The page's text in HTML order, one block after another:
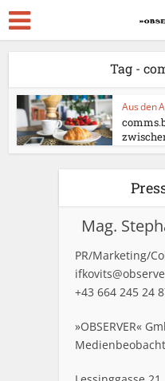
Tag -
Aus den
Mag.
PR/Marketing/
+43 664 245 24
»OBSERVER«